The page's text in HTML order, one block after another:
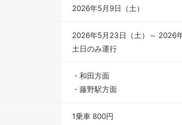
2026年5月9日（土）
2026年5月23日（土）～ 2026
土日のみ運行
・和田方面
・藤野駅方面
1乗車 800円